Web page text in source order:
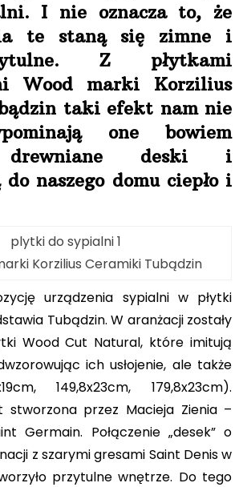
I nie oznacza to, że
te staną się zimne i
Z płytkami
Wood marki Korzilius
taki efekt nam nie
one bowiem
drewniane deski i
naszego domu ciepło i
Korzilius Ceramiki Tubądzin
urządzenia sypialni w płytki
Tubądzin. W aranżacji zostały
Wood Cut Natural, które imitują
ich usłojenie, ale także
149,8x23cm, 179,8x23cm).
stworzona przez Macieja Zienia –
Germain. Połączenie „desek” o
z szarymi gresami Saint Denis w
przytulne wnętrze. Do tego